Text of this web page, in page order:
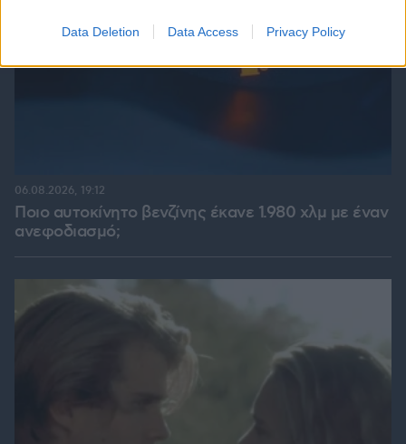
Data Deletion Data Access Privacy Policy
Ποιο αυτοκίνητο βενζίνης έκανε 1.980 χλμ με έναν
ανεφοδιασμό;
06.08.2026, 19:12